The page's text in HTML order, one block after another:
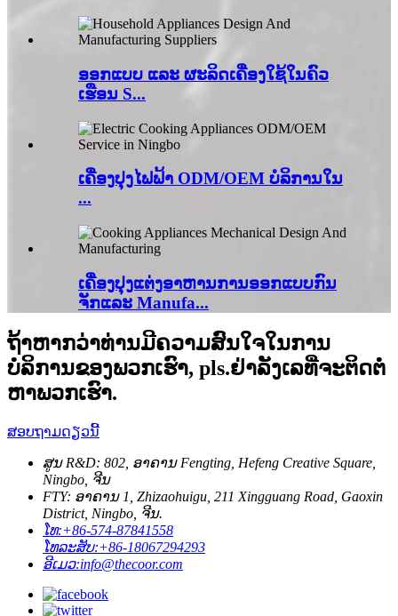
ອອກແບບ ແລະ ຜະລິດເຄື່ອງໃຊ້ໃນຄົວ
ເຮືອນ S...
ເຄື່ອງປຸງໄຟຟ້າ ODM/OEM ບໍລິການໃນ
...
ເຄື່ອງ​ປຸງ​ແຕ່ງ​ອາ​ຫານ​ການ​ອອກ​ແບບ​ກົນ​
ຈັກ​ແລະ Manufa...
ຖ້າຫາກວ່າທ່ານມີຄວາມສົນໃຈໃນການ
ບໍລິການຂອງພວກເຮົາ, pls.ຢ່າລັງເລທີ່ຈະຕິດຕໍ່
ຫາພວກເຮົາ.
ສອບຖາມດຽວນີ້
ສູນ R&D: 802, ອາຄານ Fengting, Hefeng Creative Square,
Ningbo, ຈີນ
FTY: ອາຄານ 1, Zhizaohuigu, 211 Xingguang Road, Gaoxin
District, Ningbo, ຈີນ.
ໂທ:+86-574-87841558
ໂທລະສັບ:+86-18067294293
ອີເມວ:info@thecoor.com